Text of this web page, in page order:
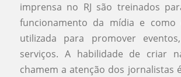
imprensa no RJ são treinados
funcionamento da mídia e
utilizada para promover
serviços. A habilidade de criar
chamem a atenção dos jornalistas